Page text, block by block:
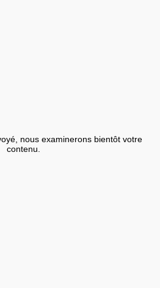
nous examinerons bientôt votre
contenu.